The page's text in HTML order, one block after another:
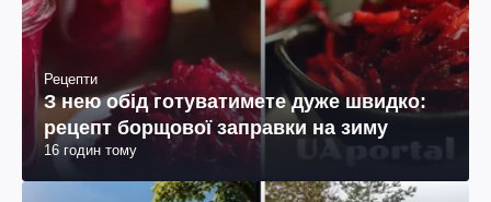
Рецепти
З нею обід готуватимете дуже швидко:
рецепт борщової заправки на зиму
16 годин тому